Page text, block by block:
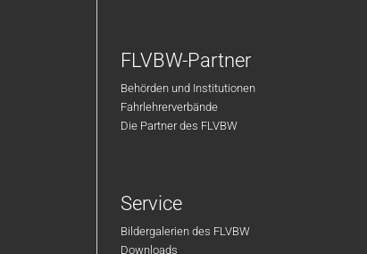
FLVBW-Partner
Behörden und Institutionen
Fahrlehrerverbände
Die Partner des FLVBW
Service
Bildergalerien des FLVBW
Downloads